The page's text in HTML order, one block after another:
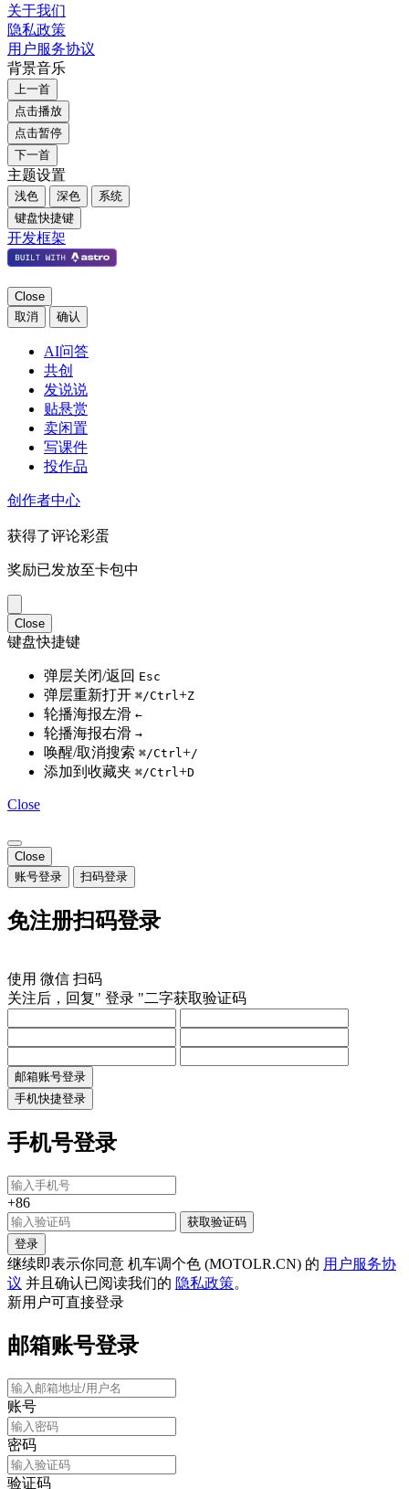
关于我们
隐私政策
用户服务协议
背景音乐
上一首
点击播放
点击暂停
下一首
主题设置
浅色 深色
系统
键盘快捷键
开发框架
Close
取消
确认
AI问答
共创
发说说
贴悬赏
卖闲置
写课件
投作品
创作者中心
获得了评论彩蛋
奖励已发放至卡包中
Close
键盘快捷键
弹层关闭/返回 Esc
弹层重新打开 ⌘/Ctrl+Z
轮播海报左滑 ←
轮播海报右滑 →
唤醒/取消搜索 ⌘/Ctrl+/
添加到收藏夹 ⌘/Ctrl+D
Close
Close
账号登录
扫码登录
免注册扫码登录
使用 微信 扫码
关注后，回复" 登录 "二字获取验证码
邮箱账号登录
手机快捷登录
手机号登录
+86
获取验证码
登录
继续即表示你同意 机车调个色 (MOTOLR.CN) 的 用户服务协
议 并且确认已阅读我们的 隐私政策。
新用户可直接登录
邮箱账号登录
账号
密码
验证码